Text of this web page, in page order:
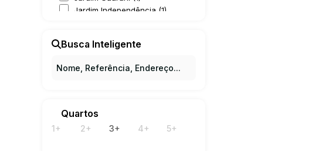
Jardim Independência (1)
Parque Alto Taquaral (2)
Parque São Quirino (2)
Busca Inteligente
Quartos
1+ 2+ 3+ 4+ 5+